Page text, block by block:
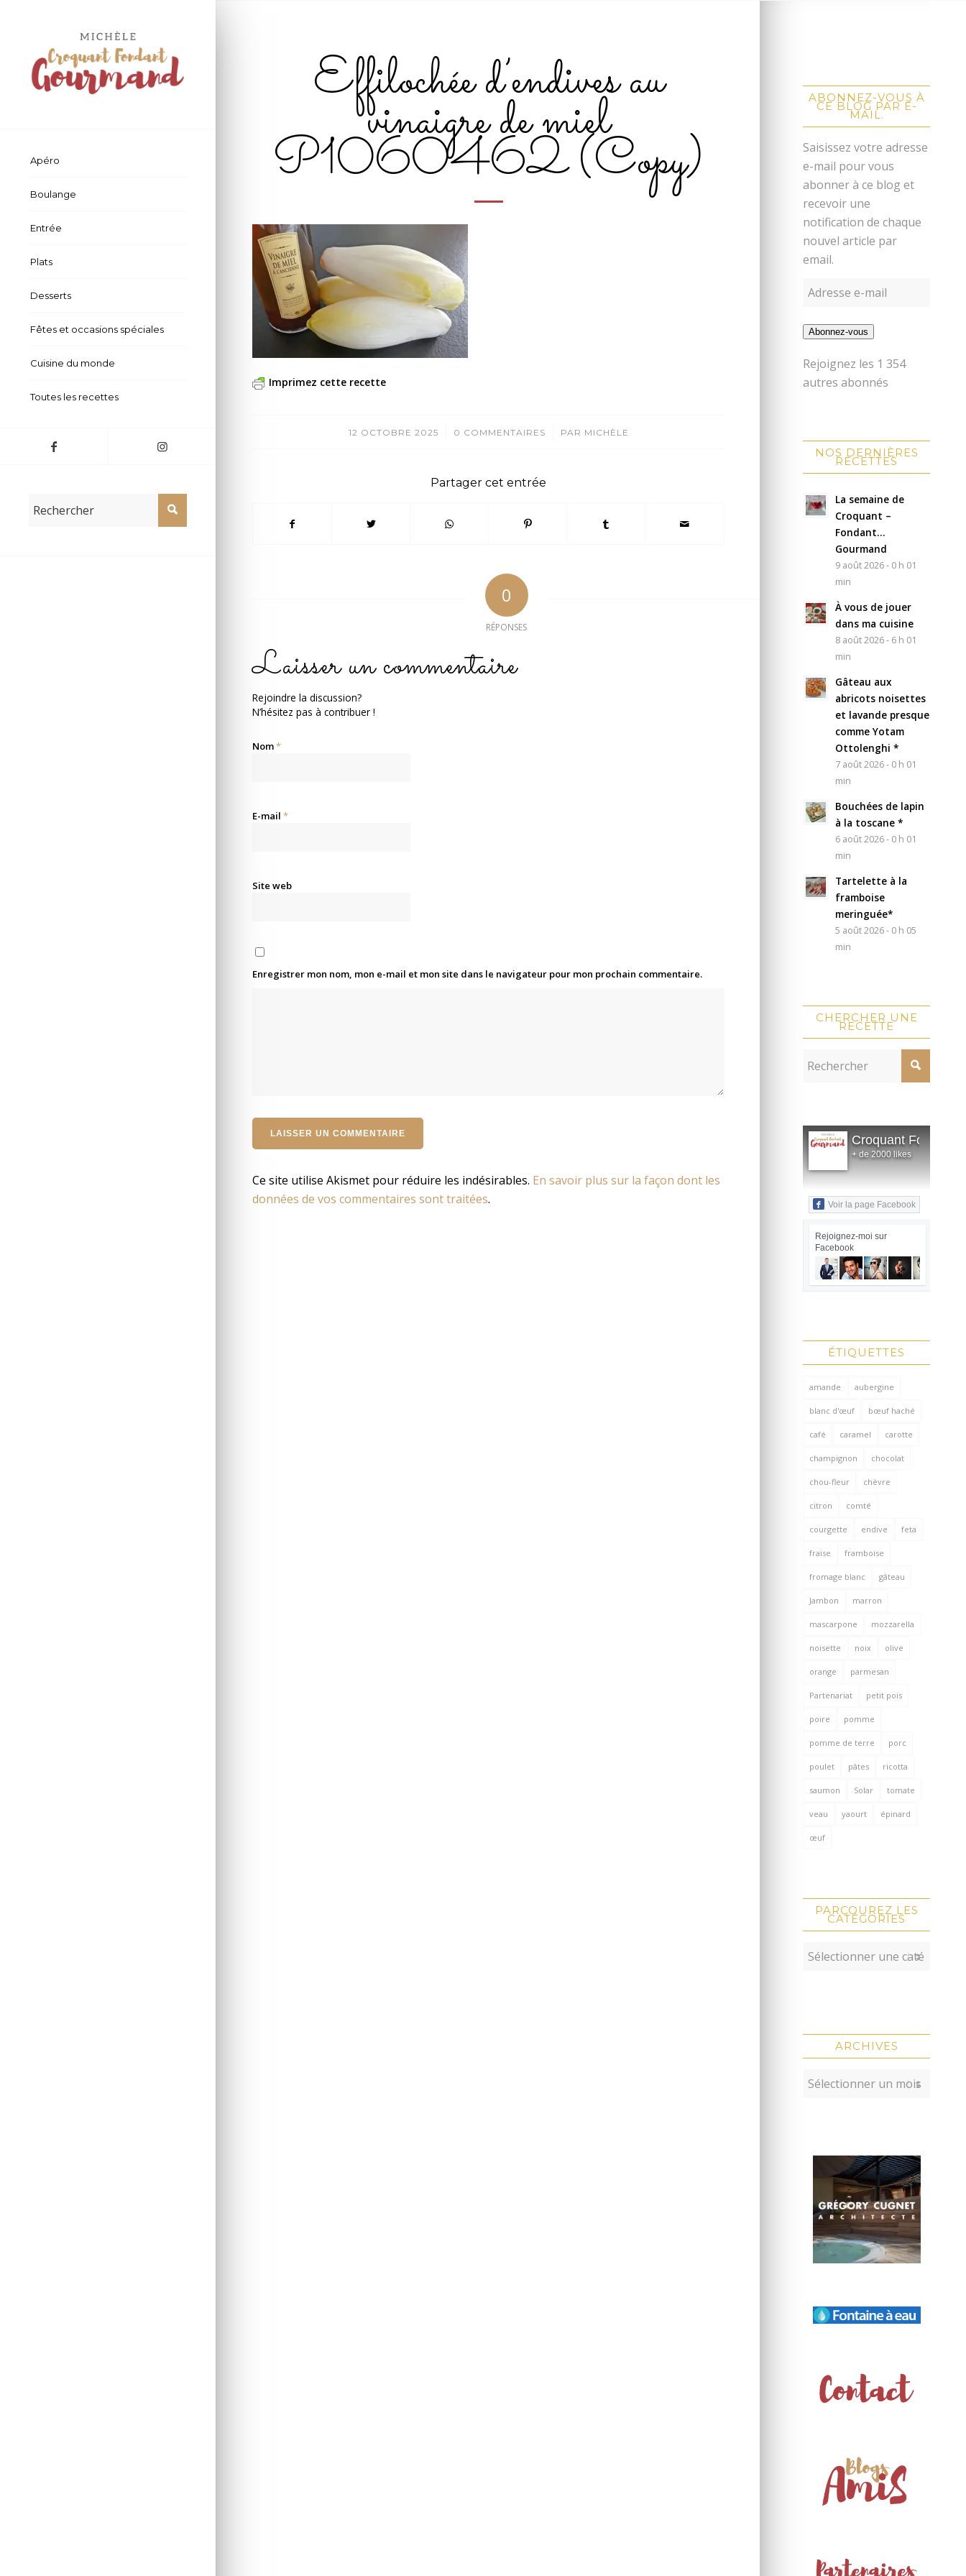
Apéro
Boulange
Entrée
Plats
Desserts
Fêtes et occasions spéciales
Cuisine du monde
Toutes les recettes
Effilochée d’endives au
vinaigre de miel
P1060462 (Copy)
Imprimez cette recette
12 OCTOBRE 2025
/ 0 COMMENTAIRES
/ PAR MICHÈLE
Partager cet entrée
0
RÉPONSES
Laisser un commentaire
Rejoindre la discussion?
N’hésitez pas à contribuer !
Nom*
E-mail *
Site web
Enregistrer mon nom, mon e-mail et mon site dans le navigateur pour mon prochain commentaire.
Ce site utilise Akismet pour réduire les indésirables. En savoir plus sur la façon dont les
données de vos commentaires sont traitées.
ABONNEZ-VOUS À
CE BLOG PAR E-
MAIL.
Saisissez votre adresse
e-mail pour vous
abonner à ce blog et
recevoir une
notification de chaque
nouvel article par
email.
Abonnez-vous
Rejoignez les 1 354
autres abonnés
NOS DERNIÈRES
RECETTES
La semaine de
Croquant –
Fondant…
Gourmand
9 août 2026 - 0 h 01
min
À vous de jouer
dans ma cuisine
8 août 2026 - 6 h 01
min
Gâteau aux
abricots noisettes
et lavande presque
comme Yotam
Ottolenghi *
7 août 2026 - 0 h 01
min
Bouchées de lapin
à la toscane *
6 août 2026 - 0 h 01
min
Tartelette à la
framboise
meringuée*
5 août 2026 - 0 h 05
min
CHERCHER UNE
RECETTE
Croquant Fondant
+ de 2000 likes
Voir la page Facebook
Rejoignez-moi sur
Facebook
ÉTIQUETTES
amande aubergine
blanc d'œuf bœuf haché
café caramel carotte
champignon chocolat
chou-fleur chèvre
citron comté
courgette endive feta
fraise framboise
fromage blanc gâteau
Jambon marron
mascarpone mozzarella
noisette noix olive
orange parmesan
Partenariat petit pois
poire pomme
pomme de terre porc
poulet pâtes ricotta
saumon Solar tomate
veau yaourt épinard
œuf
PARCOUREZ LES
CATÉGORIES
ARCHIVES